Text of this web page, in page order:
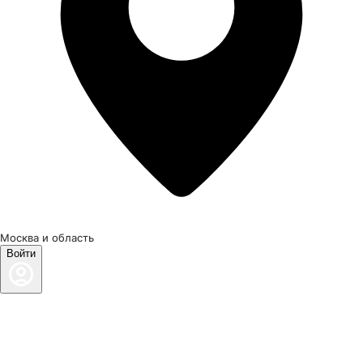
Москва и область
Войти